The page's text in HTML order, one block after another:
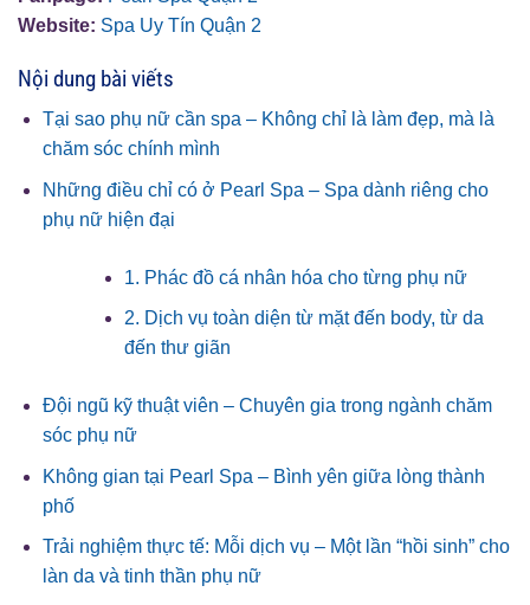
Website: Spa Uy Tín Quận 2
Nội dung bài viếts
Tại sao phụ nữ cần spa – Không chỉ là làm đẹp, mà là
chăm sóc chính mình
Những điều chỉ có ở Pearl Spa – Spa dành riêng cho
phụ nữ hiện đại
1. Phác đồ cá nhân hóa cho từng phụ nữ
2. Dịch vụ toàn diện từ mặt đến body, từ da
đến thư giãn
Đội ngũ kỹ thuật viên – Chuyên gia trong ngành chăm
sóc phụ nữ
Không gian tại Pearl Spa – Bình yên giữa lòng thành
phố
Trải nghiệm thực tế: Mỗi dịch vụ – Một lần “hồi sinh” cho
làn da và tinh thần phụ nữ